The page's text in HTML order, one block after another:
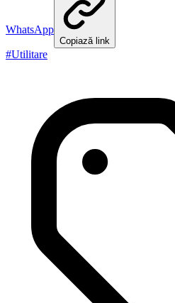
WhatsApp
Copiază link
#Utilitare